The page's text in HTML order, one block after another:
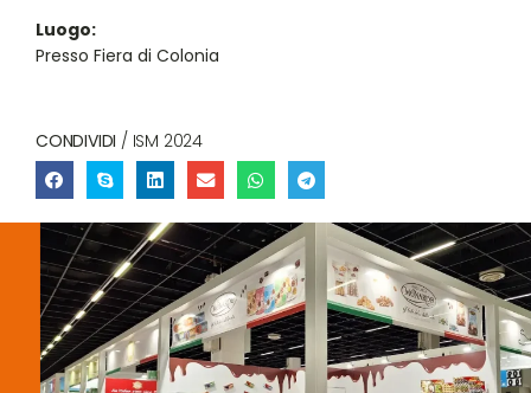
Luogo:
Presso Fiera di Colonia
CONDIVIDI / ISM 2024